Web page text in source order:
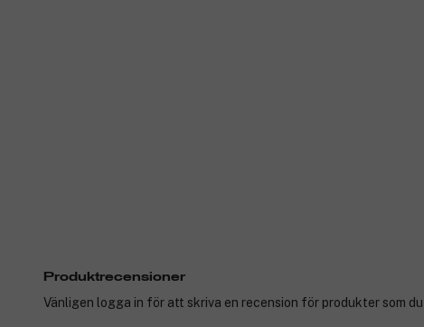
Produktrecensioner
Vänligen logga in för att skriva en recension för produkter som